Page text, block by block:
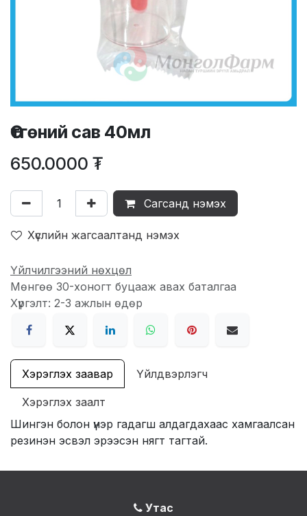
Өтгөний сав 40мл
650.0000 ₮
Сагсанд нэмэх
Хүслийн жагсаалтанд нэмэх
Үйлчилгээний нөхцөл
Мөнгөө 30-хоногт буцааж авах баталгаа
Хүргэлт: 2-3 ажлын өдөр
Хэрэглэх заавар Үйлдвэрлэгч
Хэрэглэх заалт
Шингэн болон үнэр гадагш алдагдахаас хамгаалсан
резинэн эсвэл эрээсэн нягт тагтай.
Утас